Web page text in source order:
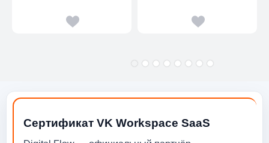
Сертификат VK Workspace SaaS